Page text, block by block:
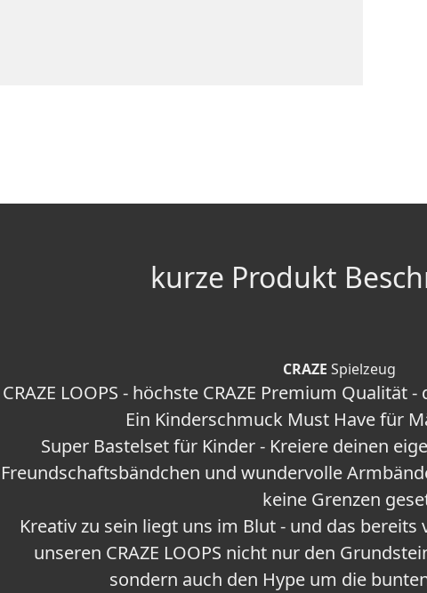
kurze Produkt
CRAZE Spielzeug
CRAZE LOOPS - höchste CRAZE Premium Qualität
Ein Kinderschmuck Must Have für
Super Bastelset für Kinder - Kreiere deinen
Freundschaftsbändchen und wundervolle
keine Grenzen
Kreativ zu sein liegt uns im Blut - und das
unseren CRAZE LOOPS nicht nur den
sondern auch den Hype um die